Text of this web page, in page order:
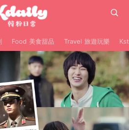
Food 美食甜品 Travel 旅遊玩樂